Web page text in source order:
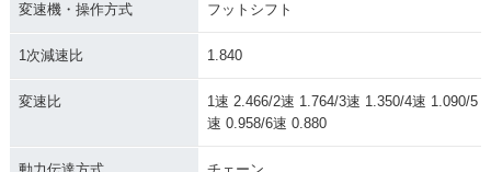
変速機・操作方式 フットシフト
1次減速比 1.840
変速比
1速 2.466/2速 1.764/3速 1.350/4速 1.090/5
速 0.958/6速 0.880